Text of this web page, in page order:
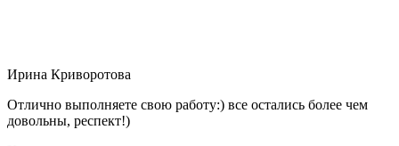
Ирина Криворотова
Отлично выполняете свою работу:) все остались более чем
довольны, респект!)